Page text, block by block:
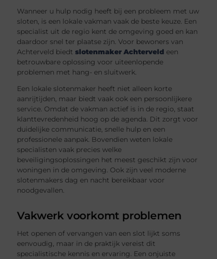
Wanneer u hulp nodig heeft bij een probleem met uw
sloten, is een lokale vakman vaak de beste keuze. Een
specialist uit de regio kent de omgeving goed en kan
daardoor snel ter plaatse zijn. Voor bewoners van
Achterveld biedtslotenmaker Achterveld een
betrouwbare oplossing voor uiteenlopende
problemen met hang- en sluitwerk.
Een lokale slotenmaker heeft niet alleen korte
aanrijtijden, maar biedt vaak ook een persoonlijkere
service. Omdat de vakman actief is in de regio, staat
klanttevredenheid hoog op de agenda. Dit zorgt voor
duidelijke communicatie, snelle hulp en een
professionele aanpak. Bovendien weten lokale
specialisten vaak precies welke
beveiligingsoplossingen het meest geschikt zijn voor
woningen in de omgeving. Ook zijn veel moderne
slotenmakers dag en nacht bereikbaar voor
noodgevallen.
Vakwerk voorkomt problemen
Het openen of vervangen van een slot lijkt soms
eenvoudig, maar in de praktijk vereist dit
specialistische kennis en ervaring. Een onjuiste